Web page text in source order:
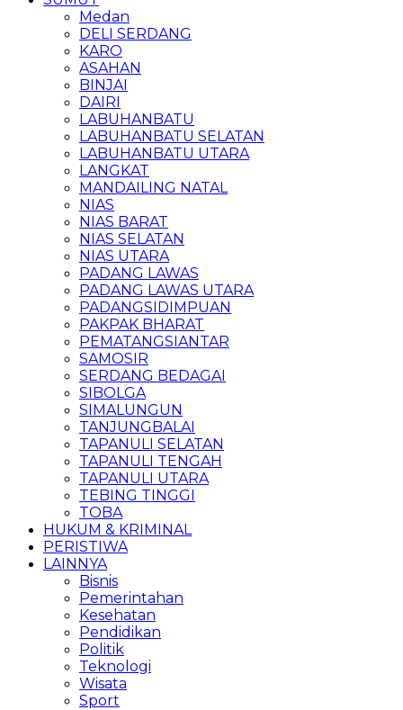
Medan
DELI SERDANG
KARO
ASAHAN
BINJAI
DAIRI
LABUHANBATU
LABUHANBATU SELATAN
LABUHANBATU UTARA
LANGKAT
MANDAILING NATAL
NIAS
NIAS BARAT
NIAS SELATAN
NIAS UTARA
PADANG LAWAS
PADANG LAWAS UTARA
PADANGSIDIMPUAN
PAKPAK BHARAT
PEMATANGSIANTAR
SAMOSIR
SERDANG BEDAGAI
SIBOLGA
SIMALUNGUN
TANJUNGBALAI
TAPANULI SELATAN
TAPANULI TENGAH
TAPANULI UTARA
TEBING TINGGI
TOBA
HUKUM & KRIMINAL
PERISTIWA
LAINNYA
Bisnis
Pemerintahan
Kesehatan
Pendidikan
Politik
Teknologi
Wisata
Sport